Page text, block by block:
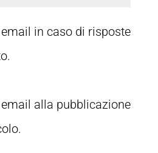
in caso di risposte
alla pubblicazione